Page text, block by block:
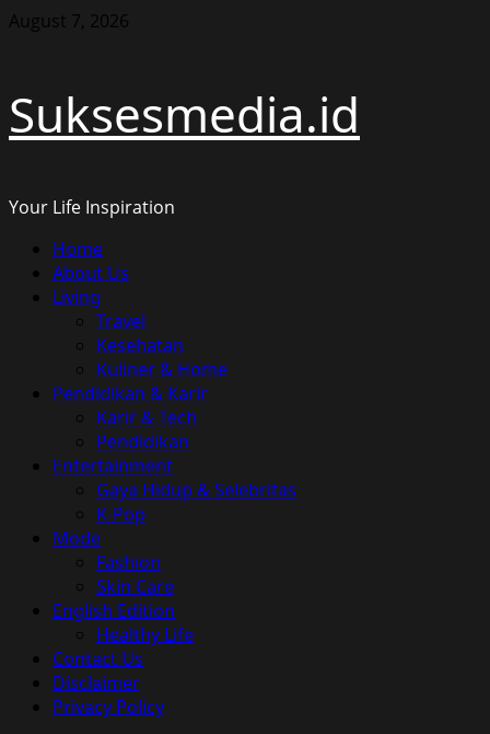
Skip
August 7, 2026
Suksesmedia.id
Your Life Inspiration
Primary
Menu
Home
About Us
Living
Travel
Kesehatan
Kuliner & Home
Pendidikan & Karir
Karir & Tech
Pendidikan
Entertainment
Gaya Hidup & Selebritas
K-Pop
Mode
Fashion
Skin Care
English Edition
Healthy Life
Contact Us
Disclaimer
Privacy Policy